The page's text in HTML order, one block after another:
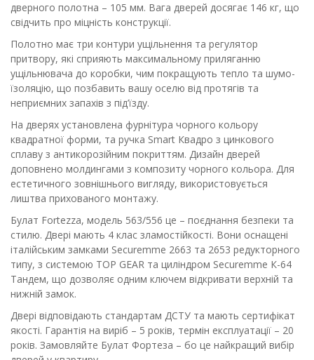
дверного полотна – 105 мм. Вага дверей досягає 146 кг, що
свідчить про міцність конструкції.
Полотно має три контури ущільнення та регулятор
притвору, які сприяють максимальному приляганню
ущільнювача до коробки, чим покращують тепло та шумо-
їзоляцію, що позбавить вашу оселю від протягів та
неприємних запахів з під’їзду.
На дверях установлена фурнітура чорного кольору
квадратної форми, та ручка Smart Квадро з цинкового
сплаву з антикорозійним покриттям. Дизайн дверей
доповнено молдингами з композиту чорного кольора. Для
естетичного зовнішнього вигляду, використовується
лиштва прихованого монтажу.
Булат Fortezza, модель 563/556 це – поєднання безпеки та
стилю. Двері мають 4 клас зламостійкості. Вони оснащені
італійським замками Securemme 2663 та 2653 редукторного
типу, з системою TOP GEAR та циліндром Securemme К-64
Тандем, що дозволяє одним ключем відкривати верхній та
нижній замок.
Двері відповідають стандартам ДСТУ та мають сертифікат
якості. Гарантія на виріб – 5 років, термін експлуатації – 20
років. Замовляйте Булат Фортеза – бо це найкращий вибір